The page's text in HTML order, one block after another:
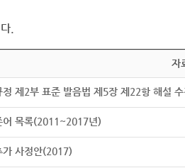
.
자
정 제2부 표준 발음법 제5장 제22항 해설
어 목록(2011~2017년)
가 사정안(2017)